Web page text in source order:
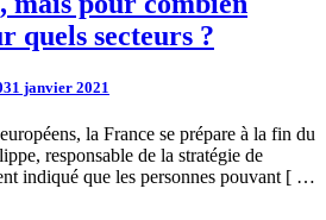
quels secteurs ?
31 janvier 2021
la France se prépare à la fin du
responsable de la stratégie de
indiqué que les personnes pouvant [ …